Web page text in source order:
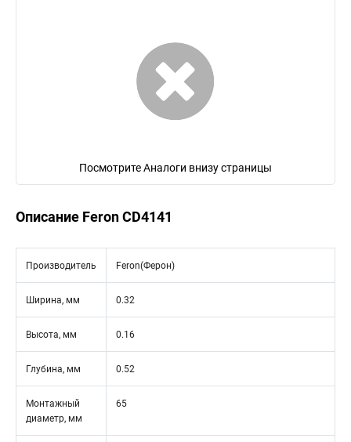
Посмотрите Аналоги внизу страницы
Описание Feron CD4141
Производитель Feron(Ферон)
Ширина, мм 0.32
Высота, мм 0.16
Глубина, мм 0.52
Монтажный
диаметр, мм
65